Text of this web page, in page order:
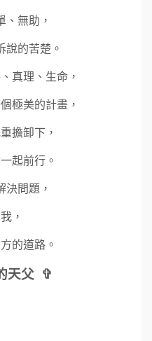
、無助，
說的苦楚。
真理、生命，
極美的計畫，
擔卸下，
起前行。
決問題，
，
的道路。
天父 ✞